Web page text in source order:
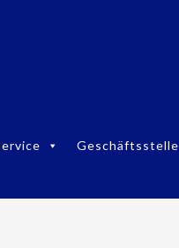
Geschäftsstelle